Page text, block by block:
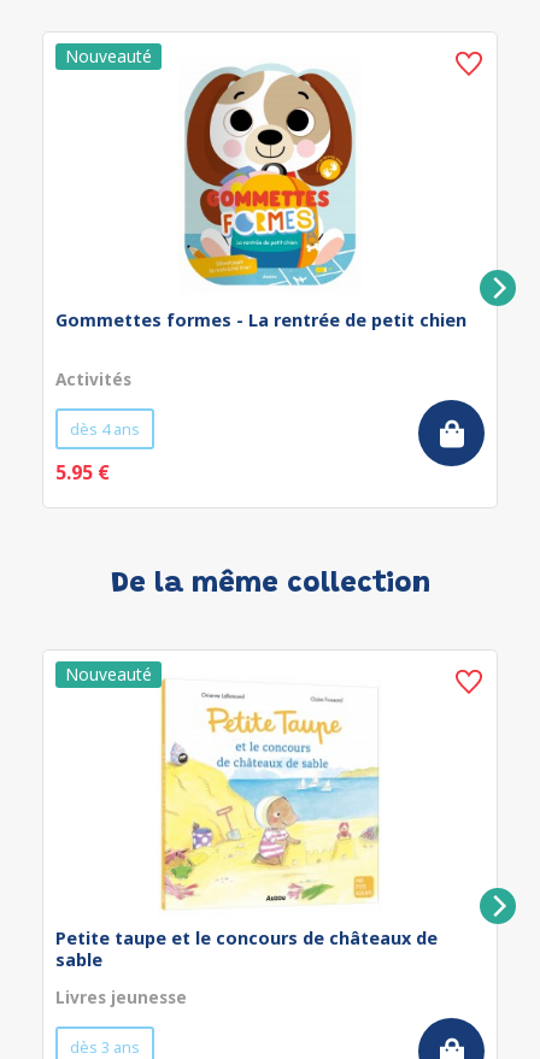
Gommettes formes - La rentrée de petit chien
Activités
dès 4 ans
5.95 €
De la même collection
Petite taupe et le concours de châteaux de
sable
Livres jeunesse
dès 3 ans